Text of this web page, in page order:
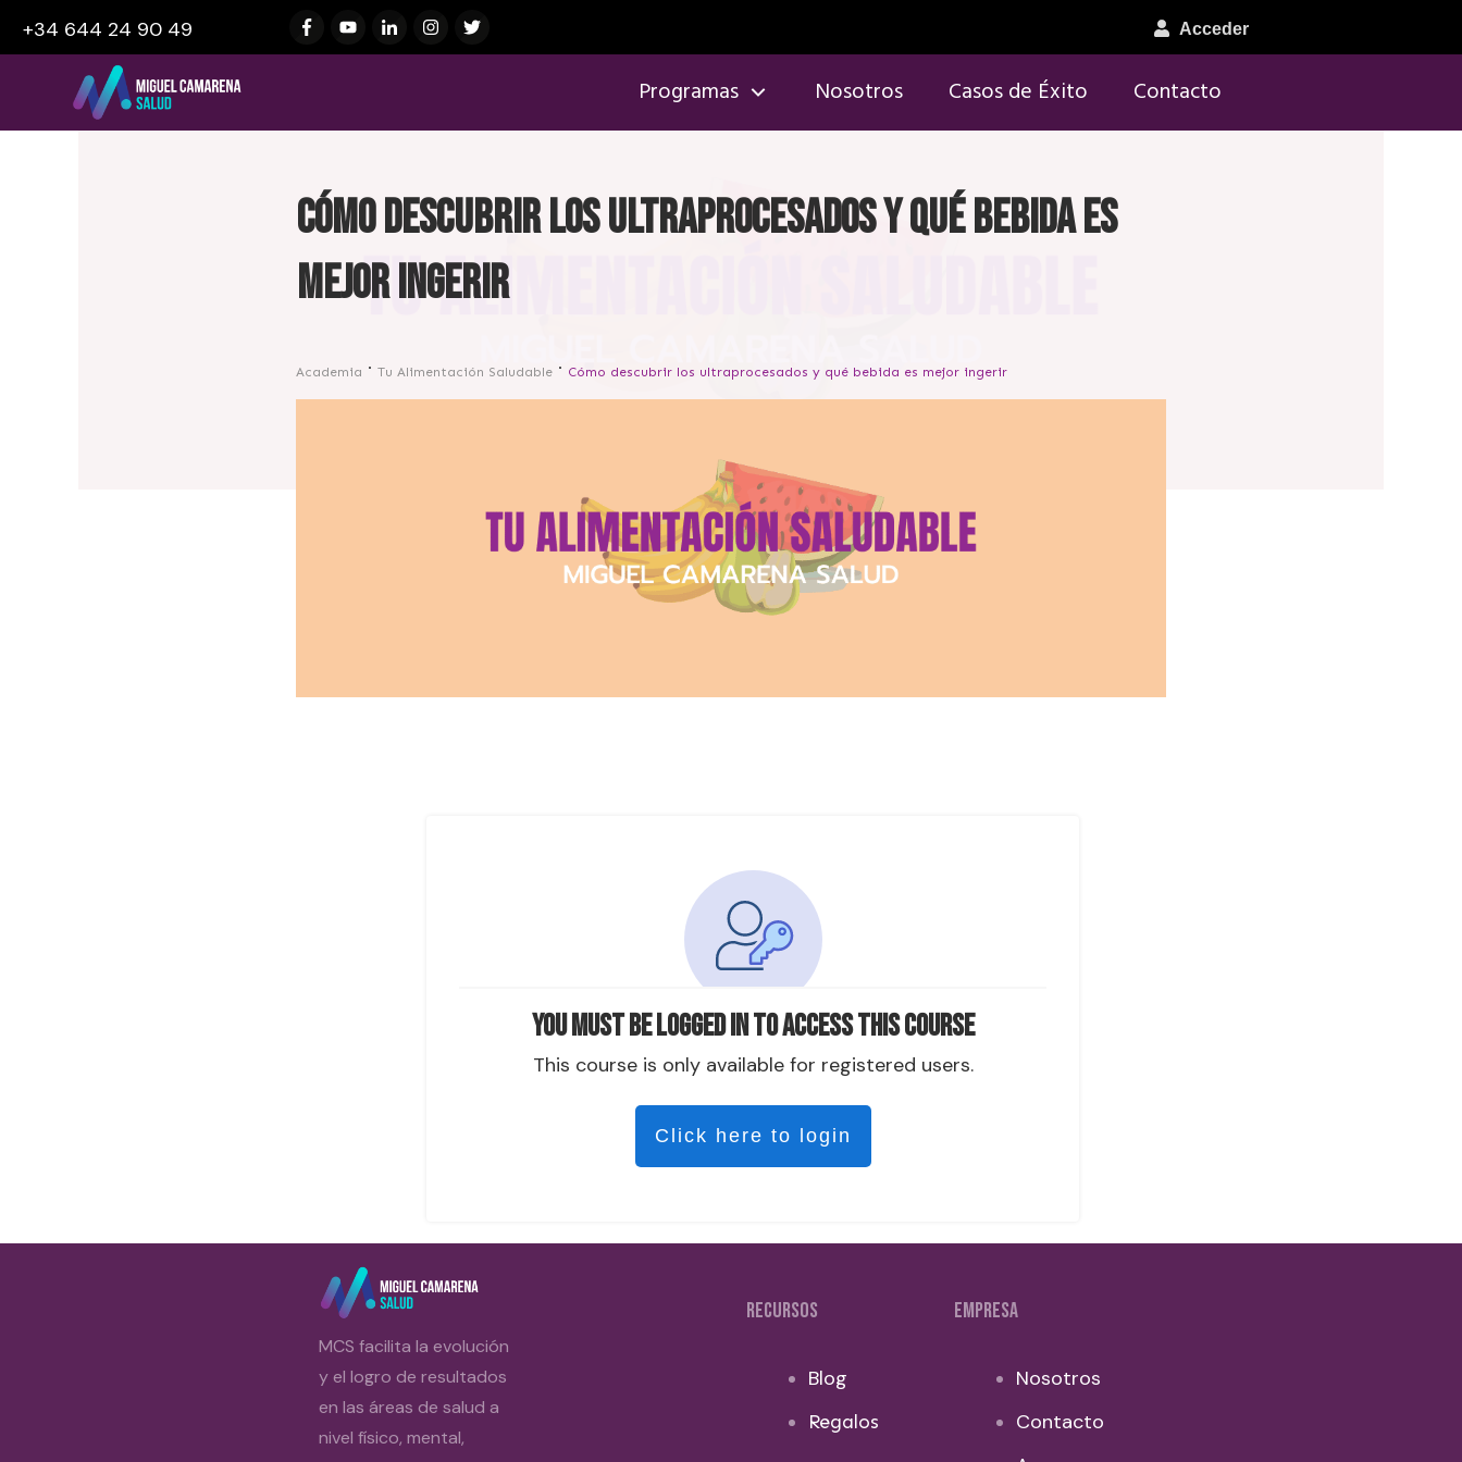
+34 644 24 90 49 Acceder
Programas Nosotros Casos de Éxito Contacto
Cómo descubrir los ultraprocesados y qué bebida es
mejor ingerir
Academia Tu Alimentación Saludable Cómo descubrir los ultraprocesados y qué bebida es mejor ingerir
You must be logged in to access this course
This course is only available for registered users.
Click here to login
MCS facilita la evolución
y el logro de resultados
en las áreas de salud a
nivel físico, mental,
RECURSOS
Blog
Regalos
EMPRESA
Nosotros
Contacto